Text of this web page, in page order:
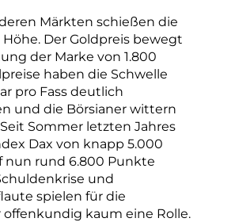
Märkten schießen die
Höhe. Der Goldpreis bewegt
der Marke von 1.800
haben die Schwelle
pro Fass deutlich
und die Börsianer wittern
Sommer letzten Jahres
Dax von knapp 5.000
nun rund 6.800 Punkte
und
spielen für die
offenkundig kaum eine Rolle.